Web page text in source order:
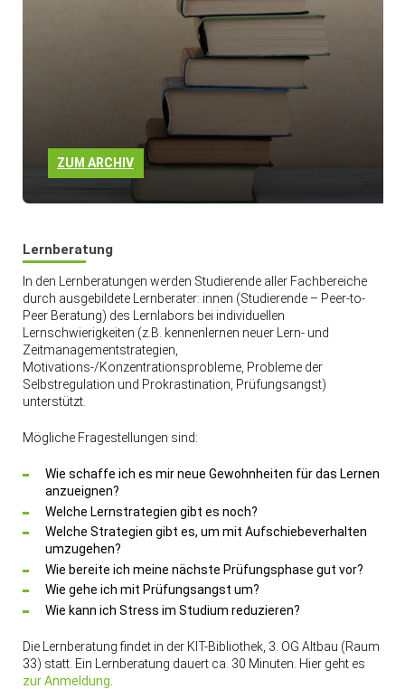
ZUM ARCHIV
Lernberatung
In den Lernberatungen werden Studierende aller Fachbereiche
durch ausgebildete Lernberater: innen (Studierende – Peer-to-
Peer Beratung) des Lernlabors bei individuellen
Lernschwierigkeiten (z.B. kennenlernen neuer Lern- und
Zeitmanagementstrategien,
Motivations-/Konzentrationsprobleme, Probleme der
Selbstregulation und Prokrastination, Prüfungsangst)
unterstützt.
Mögliche Fragestellungen sind:
Wie schaffe ich es mir neue Gewohnheiten für das Lernen
anzueignen?
Welche Lernstrategien gibt es noch?
Welche Strategien gibt es, um mit Aufschiebeverhalten
umzugehen?
Wie bereite ich meine nächste Prüfungsphase gut vor?
Wie gehe ich mit Prüfungsangst um?
Wie kann ich Stress im Studium reduzieren?
Die Lernberatung findet in der KIT-Bibliothek, 3. OG Altbau (Raum
33) statt. Ein Lernberatung dauert ca. 30 Minuten. Hier geht es
zur Anmeldung